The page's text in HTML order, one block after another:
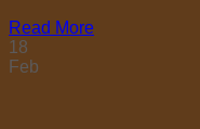
Read More
18
Feb